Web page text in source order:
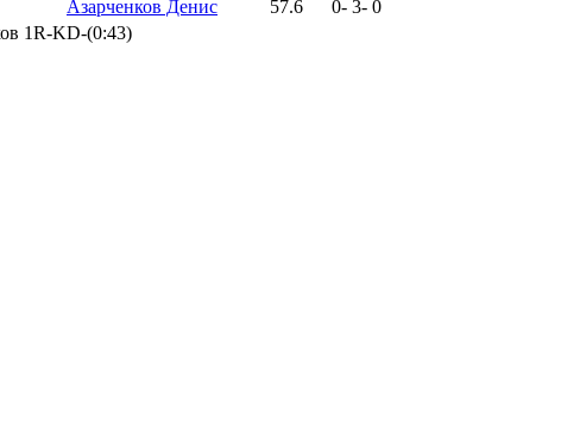
Азарченков Денис 57.6 0- 3- 0
1R-KD-(0:43)